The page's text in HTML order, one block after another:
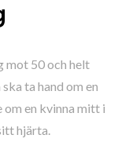
mot 50 och helt
ta hand om en
om en kvinna mitt i
hjärta.